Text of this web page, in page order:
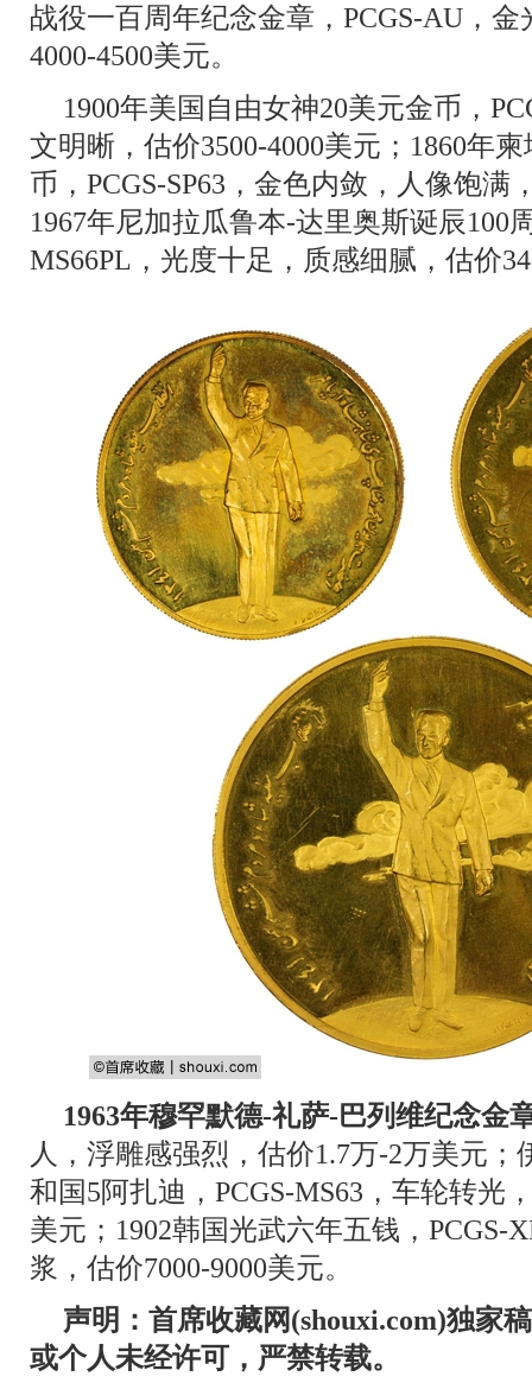
战役一百周年纪念金章，PCGS-AU，
4000-4500美元。
1900年美国自由女神20美元金币，
文明晰，估价3500-4000美元；1860年
币，PCGS-SP63，金色内敛，人像饱满
1967年尼加拉瓜鲁本-达里奥斯诞辰100
MS66PL，光度十足，质感细腻，估价
1963年穆罕默德-礼萨-巴列维纪念金
人，浮雕感强烈，估价1.7万-2万美元；
和国5阿扎迪，PCGS-MS63，车轮转光
美元；1902韩国光武六年五钱，PCGS-
浆，估价7000-9000美元。
声明：首席收藏网(shouxi.com)独家
或个人未经许可，严禁转载。